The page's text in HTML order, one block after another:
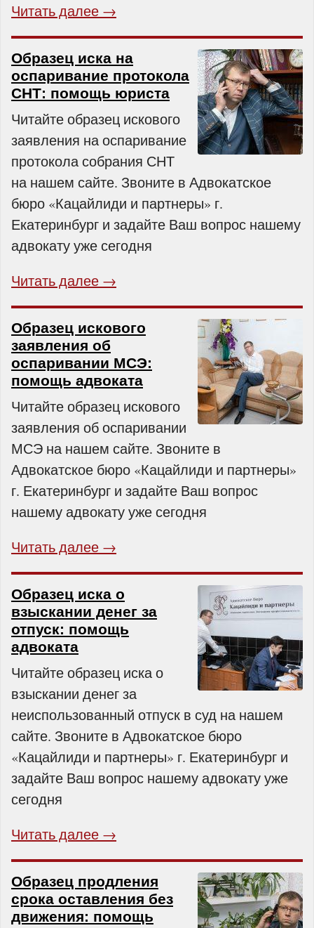
Читать далее →
Образец иска на
оспаривание протокола
СНТ: помощь юриста
Читайте образец искового
заявления на оспаривание
протокола собрания СНТ
на нашем сайте. Звоните в Адвокатское
бюро «Кацайлиди и партнеры» г.
Екатеринбург и задайте Ваш вопрос нашему
адвокату уже сегодня
Читать далее →
Образец искового
заявления об
оспаривании МСЭ:
помощь адвоката
Читайте образец искового
заявления об оспаривании
МСЭ на нашем сайте. Звоните в
Адвокатское бюро «Кацайлиди и партнеры»
г. Екатеринбург и задайте Ваш вопрос
нашему адвокату уже сегодня
Читать далее →
Образец иска о
взыскании денег за
отпуск: помощь
адвоката
Читайте образец иска о
взыскании денег за
неиспользованный отпуск в суд на нашем
сайте. Звоните в Адвокатское бюро
«Кацайлиди и партнеры» г. Екатеринбург и
задайте Ваш вопрос нашему адвокату уже
сегодня
Читать далее →
Образец продления
срока оставления без
движения: помощь